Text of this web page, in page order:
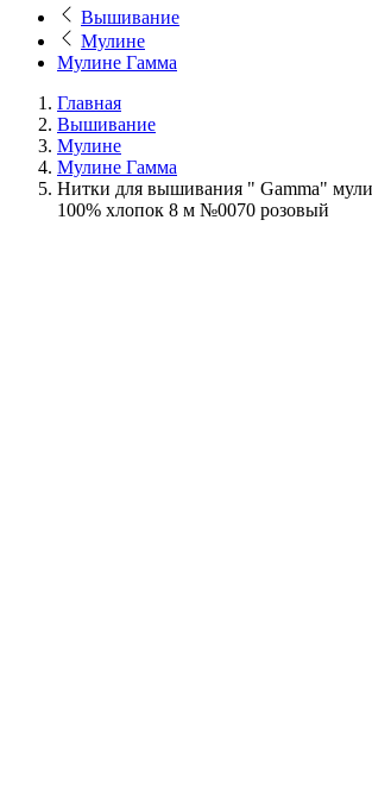
Вышивание
Мулине
Мулине Гамма
Главная
Вышивание
Мулине
Мулине Гамма
Нитки для вышивания " Gamma"
100% хлопок 8 м №0070 розовый